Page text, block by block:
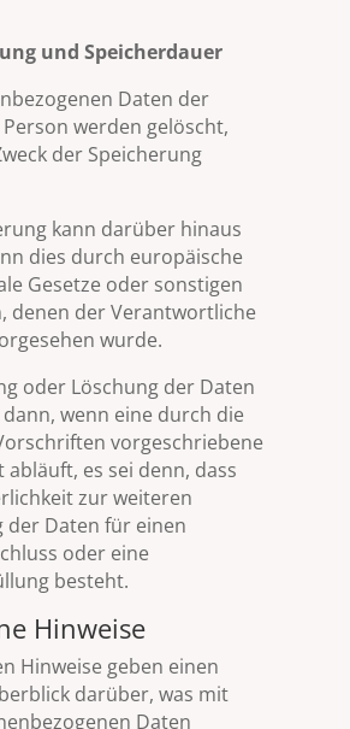
und Speicherdauer
Daten der
werden gelöscht,
der Speicherung
kann darüber hinaus
dies durch europäische
Gesetze oder sonstigen
denen der Verantwortliche
wurde.
oder Löschung der Daten
wenn eine durch die
vorgeschriebene
abläuft, es sei denn, dass
zur weiteren
der Daten für einen
oder eine
besteht.
Hinweise
Hinweise geben einen
darüber, was mit
Daten